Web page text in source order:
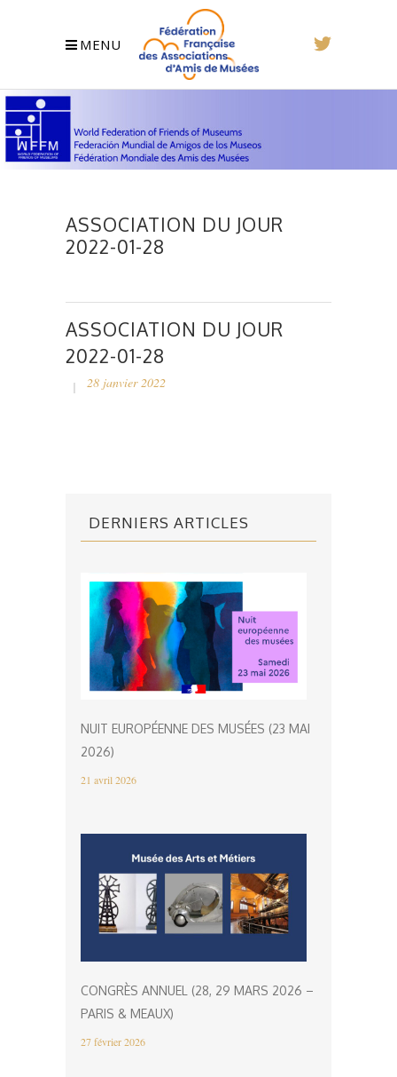
MENU
ASSOCIATION DU JOUR
2022-01-28
ASSOCIATION DU JOUR
2022-01-28
28 janvier 2022
DERNIERS ARTICLES
NUIT EUROPÉENNE DES MUSÉES (23 MAI
2026)
21 avril 2026
CONGRÈS ANNUEL (28, 29 MARS 2026 –
PARIS & MEAUX)
27 février 2026